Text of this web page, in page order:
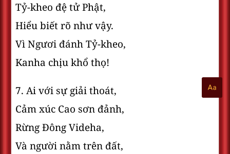
Tỷ-kheo đệ tử Phật,
Hiểu biết rõ như vậy.
Vì Ngươi đánh Tỷ-kheo,
Kanha chịu khổ thọ!
7. Ai với sự giải thoát,
Cảm xúc Cao sơn đảnh,
Rừng Ðông Videha,
Và người nằm trên đất,